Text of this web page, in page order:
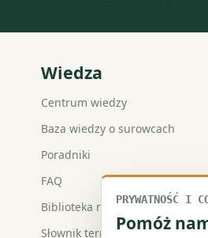
Wiedza
Centrum wiedzy
Baza wiedzy o surowcach
Poradniki
FAQ
Biblioteka receptur
Słownik terminów
PRYWATNOŚĆ I
Pomóż